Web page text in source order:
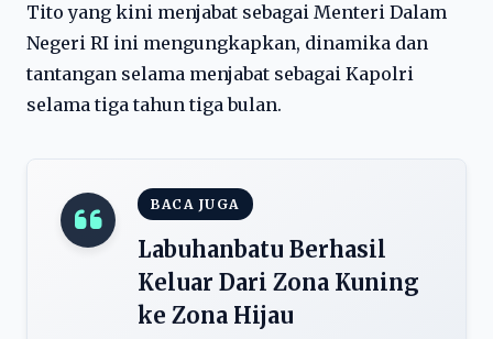
Tito yang kini menjabat sebagai Menteri Dalam
Negeri RI ini mengungkapkan, dinamika dan
tantangan selama menjabat sebagai Kapolri
selama tiga tahun tiga bulan.
BACA JUGA
Labuhanbatu Berhasil
Keluar Dari Zona Kuning
ke Zona Hijau